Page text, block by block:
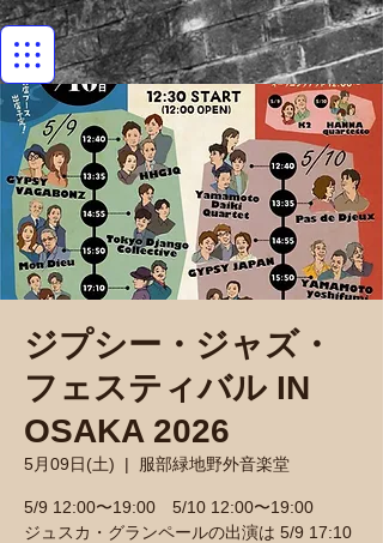
ジプシー・ジャズ・
フェスティバル IN
OSAKA 2026
5月09日(土)
  |
服部緑地野外音楽堂
5/9 12:00〜19:00 5/10 12:00〜19:00
ジュスカ・グランペールの出演は 5/9 17:10